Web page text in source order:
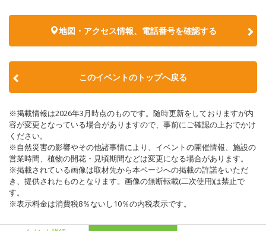
地図・アクセス情報、電話番号を確認する
このイベントのトップへ戻る
※掲載情報は2026年3月時点のものです。随時更新をしておりますが内
容が変更となっている場合がありますので、事前にご確認の上おでかけ
ください。
※自然災害の影響やその他諸事情により、イベントの開催情報、施設の
営業時間、植物の開花・見頃期間などは変更になる場合があります。
※掲載されている画像は取材先から本ページへの掲載の許諾をいただ
き、提供されたものとなります。画像の無断転載(二次使用)は禁止で
す。
※表示料金は消費税8％ないし10％の内税表示です。